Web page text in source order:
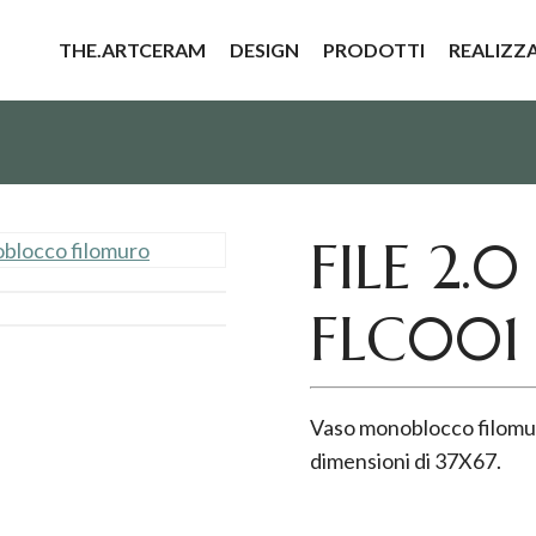
THE.ARTCERAM DESIGN PRODOTTI
FILE
FLC001
Vaso monoblocco
dimensioni di 37X67.